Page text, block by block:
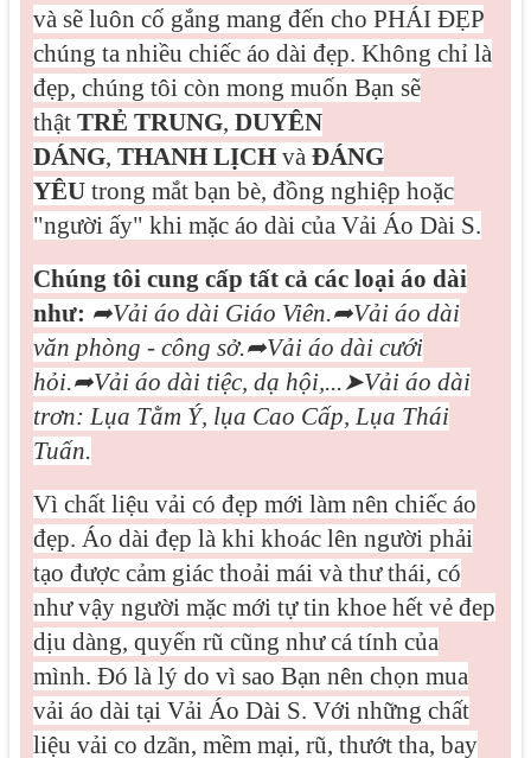
và sẽ luôn cố gắng mang đến cho PHÁI ĐẸP
chúng ta nhiều chiếc áo dài đẹp. Không chỉ là
đẹp, chúng tôi còn mong muốn Bạn sẽ
thật TRẺ TRUNG, DUYÊN
DÁNG, THANH LỊCHvà ĐÁNG
YÊUtrong mắt bạn bè, đồng nghiệp hoặc
"người ấy" khi mặc áo dài của Vải Áo Dài S.
Chúng tôi cung cấp tất cả các loại áo dài
như: ➦Vải áo dài Giáo Viên.➦Vải áo dài
văn phòng - công sở.➦Vải áo dài cưới
hỏi.➦Vải áo dài tiệc, dạ hội,...➤Vải áo dài
trơn: Lụa Tằm Ý, lụa Cao Cấp, Lụa Thái
Tuấn.
Vì chất liệu vải có đẹp mới làm nên chiếc áo
đẹp. Áo dài đẹp là khi khoác lên người phải
tạo được cảm giác thoải mái và thư thái, có
như vậy người mặc mới tự tin khoe hết vẻ đep
dịu dàng, quyến rũ cũng như cá tính của
mình. Đó là lý do vì sao Bạn nên chọn mua
vải áo dài tại Vải Áo Dài S. Với những chất
liệu vải co dzãn, mềm mại, rũ, thướt tha, bay